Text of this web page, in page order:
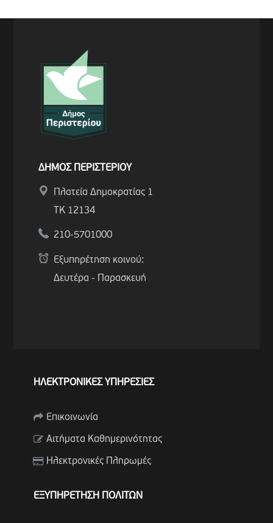
ΔΗΜΟΣ ΠΕΡΙΣΤΕΡΙΟΥ
Πλατεία Δημοκρατίας 1
ΤΚ 12134
210-5701000
Εξυπηρέτηση κοινού:
Δευτέρα - Παρασκευή
ΗΛΕΚΤΡΟΝΙΚΕΣ ΥΠΗΡΕΣΙΕΣ
Επικοινωνία
Αιτήματα Καθημερινότητας
Ηλεκτρονικές Πληρωμές
ΕΞΥΠΗΡΕΤΗΣΗ ΠΟΛΙΤΩΝ